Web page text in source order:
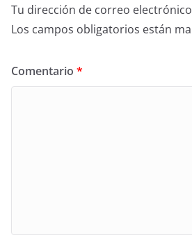
Tu dirección de correo
Los campos obligatorios están
Comentario *